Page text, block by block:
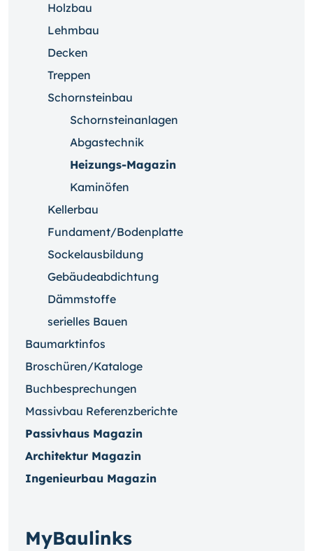
Holzbau
Lehmbau
Decken
Treppen
Schornsteinbau
Schornsteinanlagen
Abgastechnik
Heizungs-Magazin
Kaminöfen
Kellerbau
Fundament/Bodenplatte
Sockelausbildung
Gebäudeabdichtung
Dämmstoffe
serielles Bauen
Baumarktinfos
Broschüren/Kataloge
Buchbesprechungen
Massivbau Referenzberichte
Passivhaus Magazin
Architektur Magazin
Ingenieurbau Magazin
MyBaulinks